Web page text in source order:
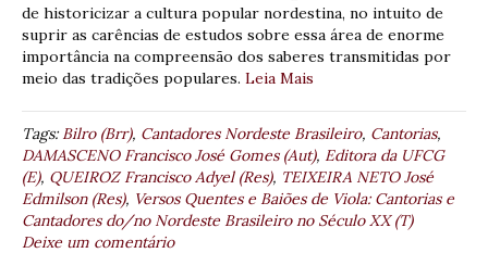
de historicizar a cultura popular nordestina, no intuito de
suprir as carências de estudos sobre essa área de enorme
importância na compreensão dos saberes transmitidas por
meio das tradições populares. Leia Mais
Tags:Bilro (Brr), Cantadores Nordeste Brasileiro, Cantorias,
DAMASCENO Francisco José Gomes (Aut), Editora da UFCG
(E), QUEIROZ Francisco Adyel (Res), TEIXEIRA NETO José
Edmilson (Res), Versos Quentes e Baiões de Viola: Cantorias e
Cantadores do/no Nordeste Brasileiro no Século XX (T)
Deixe um comentário